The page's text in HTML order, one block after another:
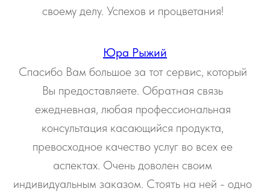
своему делу. Успехов и процветания!
Юра Рыжий
Спасибо Вам большое за тот сервис, который
Вы предоставляете. Обратная связь
ежедневная, любая профессиональная
консультация касающийся продукта,
превосходное качество услуг во всех ее
аспектах. Очень доволен своим
индивидуальным заказом. Стоять на ней - одно